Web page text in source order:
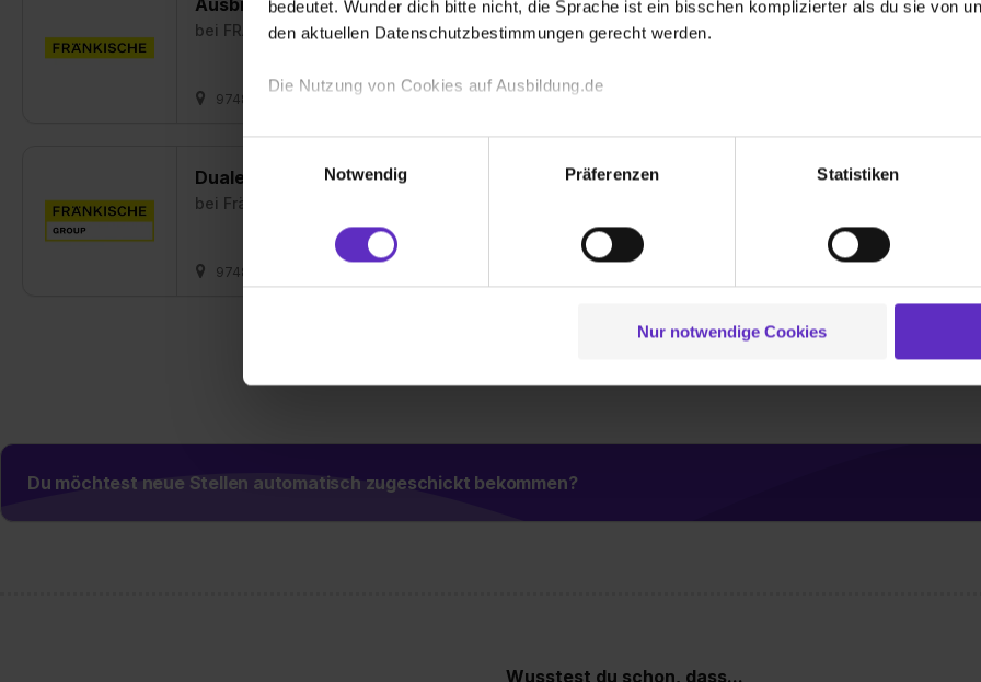
bedeutet. Wunder dich bitte nicht, die Sprache ist ein bisschen komplizierter als du sie von
den aktuellen Datenschutzbestimmungen gerecht werden.
Die Nutzung von Cookies auf Ausbildung.de
Wir verwenden Cookies zur technischen Funktion unserer Webseite („Notwendig“), um von
Webseite getroffenen Einstellungen zu speichern ( „Präferenzen“), die Zugriffe auf unsere
(„Statistiken“), um Informationen zu deiner Verwendung unserer Website an unsere Partner
Partner führen diese Informationen möglicherweise mit weiteren Daten zusammen, die du
zu. . In diesem Fall sowie bei der separaten Aktivierung von „Social Media und Marketing“
Einwilligung zur Platzierung von Cookies der Kategorien „Präferenzen“, „Statistiken“ und
umfasst hierbei die Einwilligung zur Übermittlung deiner Daten in die USA (Art. 49 Abs. 1 S.
verfügen über kein angemessenes Datenschutzniveau (EuGH – Schrems II). Du kannst die
Notwendig
Präferenzen Statistiken
Nur notwendige Cookies
Ausbildung Industriemechaniker/in (m/w/d)
bei FRÄNKISCHE Rohrwerke Gebr. Kirchner GmbH & Co. KG
97486 Königsberg in Bayern 1 freier Platz
Duales Studium Rechnungswesen, Steuern, Wirtschaftsrecht - BStUF (m/w/d)
bei Fränkische Group SE
97486 Königsberg in Bayern
Weitere Ergebnisse laden
Du möchtest neue Stellen automatisch zugeschickt bekommen?
Wusstest du schon, dass...